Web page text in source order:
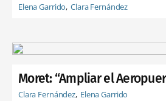
Elena Garrido Clara Fernández
Moret: “Ampliar el
Clara Fernández Elena Garrido